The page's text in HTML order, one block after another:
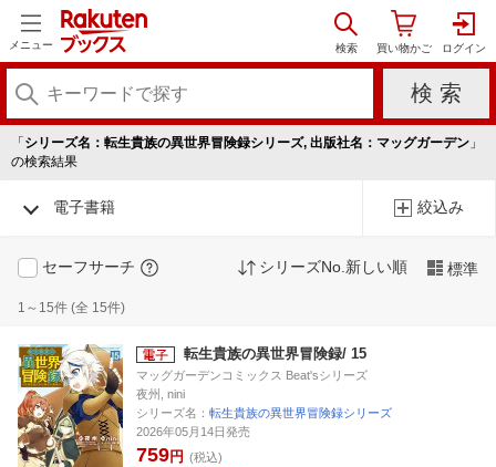
メニュー
「 シリーズ名：転生貴族の異世界冒険録シリーズ, 出版社名：マッグガーデン 」
の検索結果
電子書籍 絞込み
セーフサーチ シリーズNo.新しい順 標準
1～15件 (全 15件)
転生貴族の異世界冒険録/ 15
マッグガーデンコミックス Beat'sシリーズ
夜州, nini
シリーズ名： 転生貴族の異世界冒険録シリーズ
2026年05月14日発売
759円 (税込)